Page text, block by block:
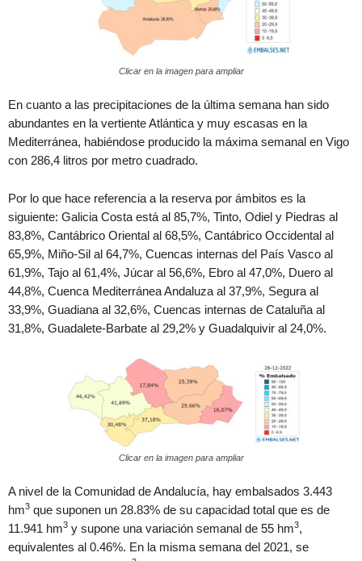
Clicar en la imagen para ampliar
En cuanto a las precipitaciones de la última semana han sido
abundantes en la vertiente Atlántica y muy escasas en la
Mediterránea, habiéndose producido la máxima semanal en Vigo
con 286,4 litros por metro cuadrado.
Por lo que hace referencia a la reserva por ámbitos es la
siguiente: Galicia Costa está al 85,7%, Tinto, Odiel y Piedras al
83,8%, Cantábrico Oriental al 68,5%, Cantábrico Occidental al
65,9%, Miño-Sil al 64,7%, Cuencas internas del País Vasco al
61,9%, Tajo al 61,4%, Júcar al 56,6%, Ebro al 47,0%, Duero al
44,8%, Cuenca Mediterránea Andaluza al 37,9%, Segura al
33,9%, Guadiana al 32,6%, Cuencas internas de Cataluña al
31,8%, Guadalete-Barbate al 29,2% y Guadalquivir al 24,0%.
Clicar en la imagen para ampliar
A nivel de la Comunidad de Andalucía, hay embalsados 3.443
hm3 que suponen un 28.83% de su capacidad total que es de
11.941 hm3 y supone una variación semanal de 55 hm3,
equivalentes al 0.46%. En la misma semana del 2021, se